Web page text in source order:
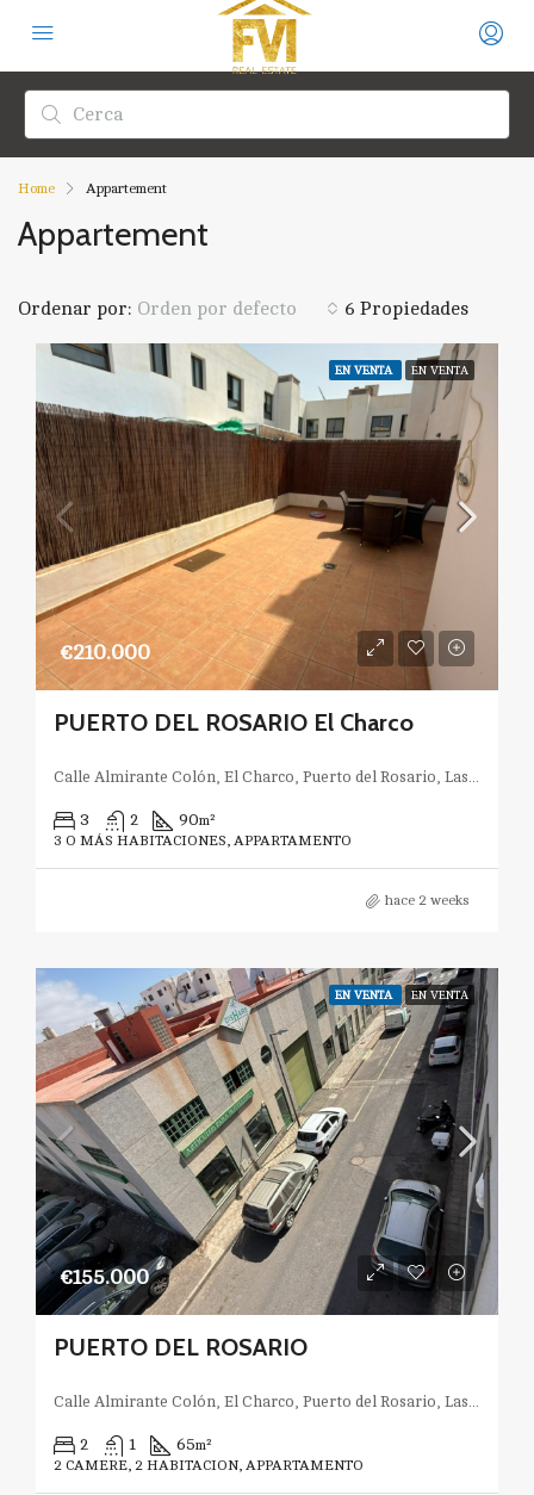
Home Appartement
Appartement
6 Propiedades
Ordenar por: Orden por defecto
EN VENTA EN VENTA
€210.000
PUERTO DEL ROSARIO El Charco
Calle Almirante Colón, El Charco, Puerto del Rosario, Las Palmas, Canarias, España
3 2 90m²
3 O MÁS HABITACIONES, APPARTAMENTO
hace 2 weeks
EN VENTA EN VENTA
€155.000
PUERTO DEL ROSARIO
Calle Almirante Colón, El Charco, Puerto del Rosario, Las Palmas, Canarias, España
2 1 65m²
2 CAMERE, 2 HABITACION, APPARTAMENTO